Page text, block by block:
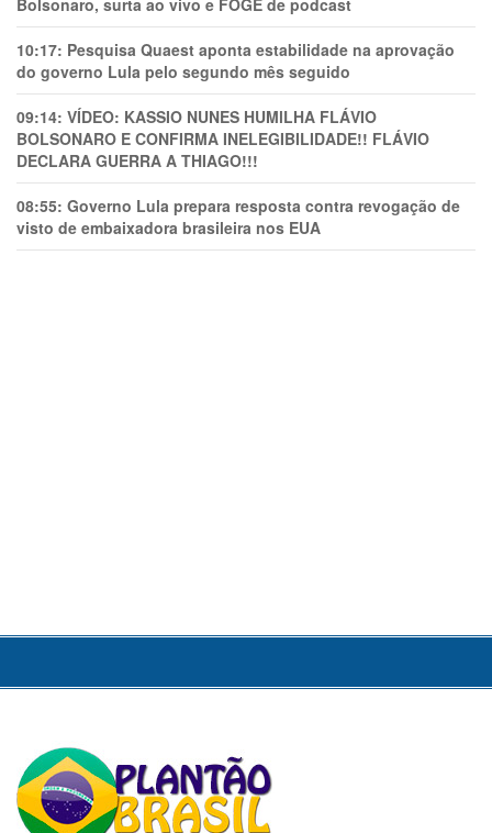
10:17: Pesquisa Quaest aponta estabilidade na aprovação
do governo Lula pelo segundo mês seguido
09:14: VÍDEO: KASSIO NUNES HUMlLHA FLÁVIO
BOLSONARO E CONFIRMA INELEGIBILIDADE!! FLÁVIO
DECLARA GUERRA A THIAGO!!!
08:55: Governo Lula prepara resposta contra revogação de
visto de embaixadora brasileira nos EUA